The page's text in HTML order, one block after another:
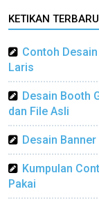
KETIKAN TERBARU
Contoh
Laris
Desain Booth
dan File Asli
Desain
Kumpulan
Pakai